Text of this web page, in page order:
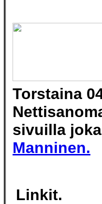
Torstaina
sivuilla
Manninen.
Linkit.